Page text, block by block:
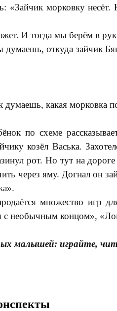
«Зайчик морковку
И тогда мы берём в
откуда зайчик
какая морковка
по схеме
козёл Васька.
рот. Но тут на
через яму. Догнал он
множество игр
с необычным концом»,
малышей: играйте,